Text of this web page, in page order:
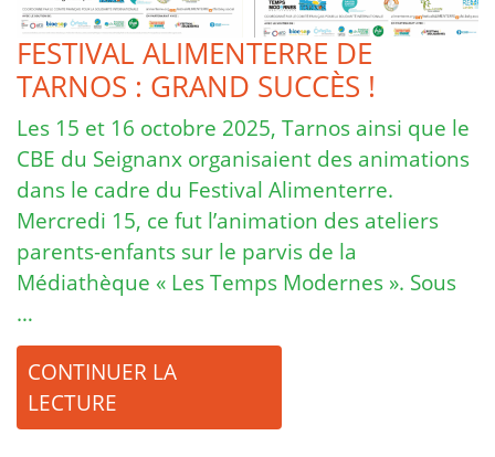
FESTIVAL ALIMENTERRE DE
TARNOS : GRAND SUCCÈS !
Les 15 et 16 octobre 2025, Tarnos ainsi que le
CBE du Seignanx organisaient des animations
dans le cadre du Festival Alimenterre.
Mercredi 15, ce fut l’animation des ateliers
parents-enfants sur le parvis de la
Médiathèque « Les Temps Modernes ». Sous
…
CONTINUER LA
LECTURE